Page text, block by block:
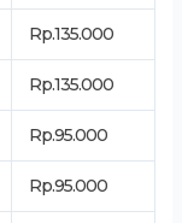
Rp.135.000
Rp.135.000
Rp.95.000
Rp.95.000